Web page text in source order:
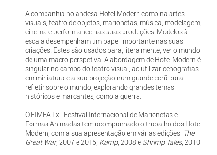
A companhia holandesa Hotel Modern combina artes
visuais, teatro de objetos, marionetas, música, modelagem,
cinema e performance nas suas produções. Modelos à
escala desempenham um papel importante nas suas
criações. Estes são usados para, literalmente, ver o mundo
de uma macro perspetiva. A abordagem de Hotel Modern é
singular no campo do teatro visual, ao utilizar cenografias
em miniatura e a sua projeção num grande ecrã para
refletir sobre o mundo, explorando grandes temas
históricos e marcantes, como a guerra.
O FIMFA Lx - Festival Internacional de Marionetas e
Formas Animadas tem acompanhado o trabalho dos Hotel
Modern, com a sua apresentação em várias edições: The
Great War, 2007 e 2015; Kamp, 2008 e Shrimp Tales, 2010.